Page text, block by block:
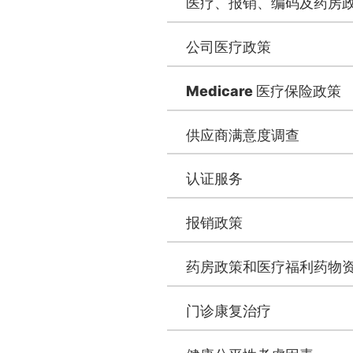
公司医疗政策
Medicare 医疗保险政策
供应商满意度调查
认证服务
报销政策
药房政策和医疗福利药物
门诊康复治疗